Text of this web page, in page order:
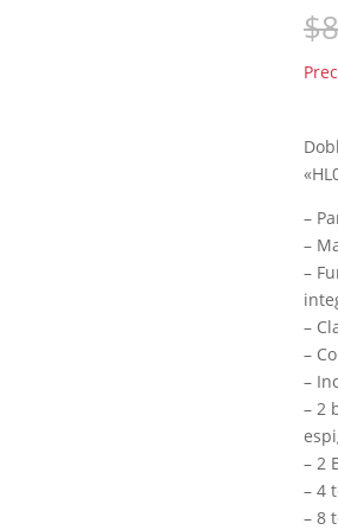
$
–
–
–
–
–
–
– 2
– 2
– 4
– 8